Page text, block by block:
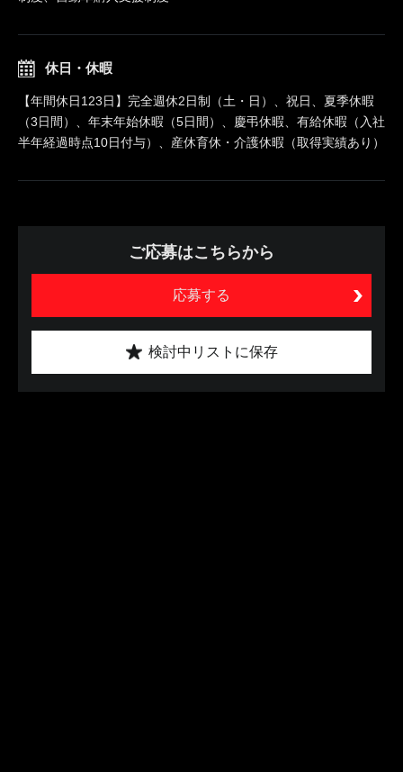
休日・休暇
【年間休日123日】完全週休2日制（土・日）、祝日、夏季休暇
（3日間）、年末年始休暇（5日間）、慶弔休暇、有給休暇（入社
半年経過時点10日付与）、産休育休・介護休暇（取得実績あり）
ご応募はこちらから
応募する
検討中リストに保存